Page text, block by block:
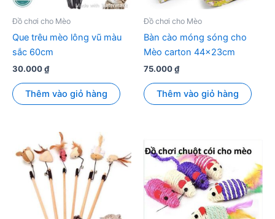
Đồ chơi cho Mèo
Que trêu mèo lông vũ màu
sắc 60cm
30.000₫
Thêm vào giỏ hàng
Đồ chơi cho Mèo
Bàn cào móng sóng cho
Mèo carton 44x23cm
75.000₫
Thêm vào giỏ hàng